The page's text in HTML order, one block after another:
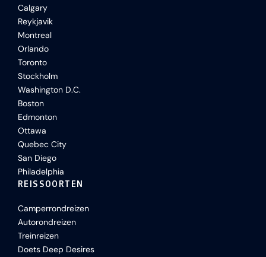
Calgary
Reykjavik
Montreal
Orlando
Toronto
Stockholm
Washington D.C.
Boston
Edmonton
Ottawa
Quebec City
San Diego
Philadelphia
REISSOORTEN
Camperrondreizen
Autorondreizen
Treinreizen
Doets Deep Desires